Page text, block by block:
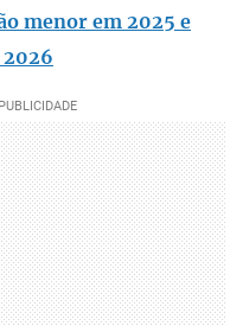
menor em 2025 e
2026